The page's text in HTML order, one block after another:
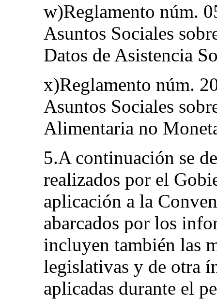
w)Reglamento núm.
Asuntos Sociales
Datos de Asistencia
x)Reglamento núm.
Asuntos Sociales
Alimentaria no
5.A continuación se
realizados por el
aplicación a la
abarcados por los
incluyen también las
legislativas y de otra
aplicadas durante el